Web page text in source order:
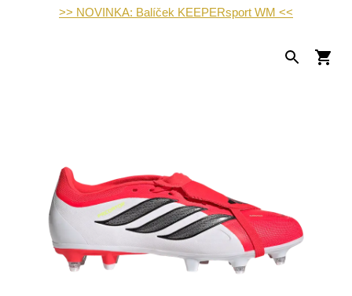
>> NOVINKA: Balíček KEEPERsport WM <<